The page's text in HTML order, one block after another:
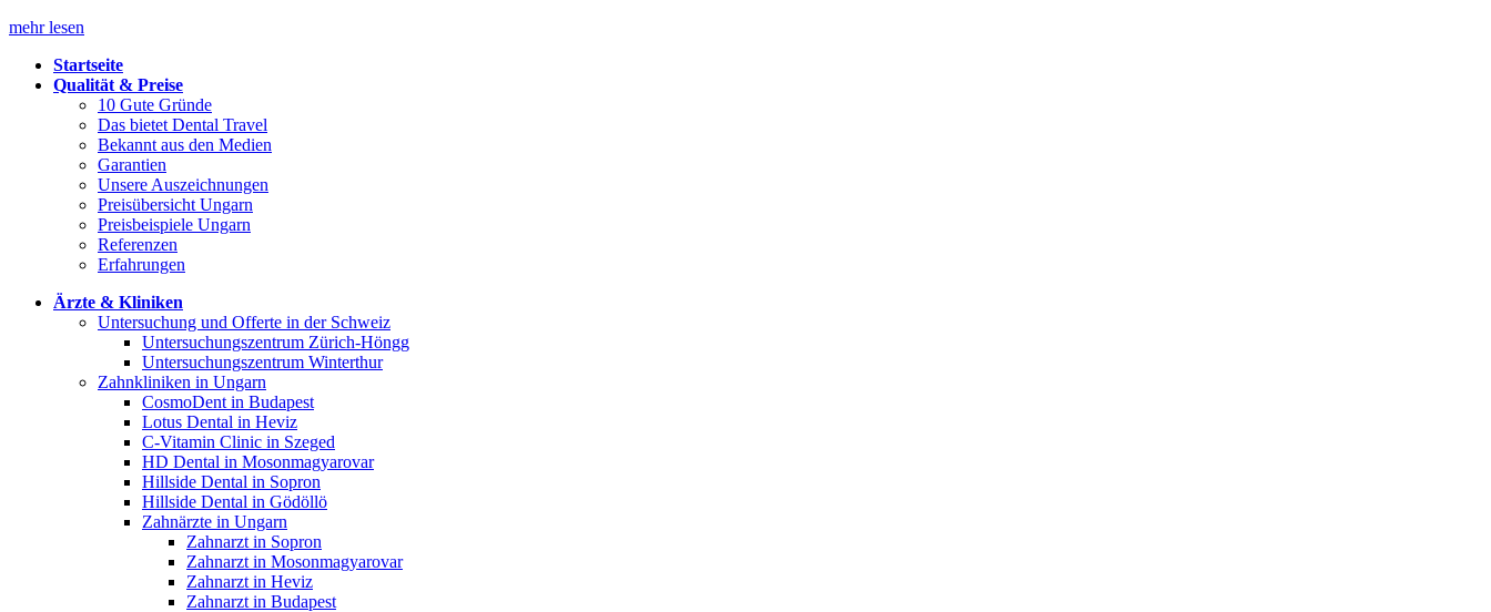
mehr lesen
Startseite
Qualität & Preise
10 Gute Gründe
Das bietet Dental Travel
Bekannt aus den Medien
Garantien
Unsere Auszeichnungen
Preisübersicht Ungarn
Preisbeispiele Ungarn
Referenzen
Erfahrungen
Ärzte & Kliniken
Untersuchung und Offerte in der Schweiz
Untersuchungszentrum Zürich-Höngg
Untersuchungszentrum Winterthur
Zahnkliniken in Ungarn
CosmoDent in Budapest
Lotus Dental in Heviz
C-Vitamin Clinic in Szeged
HD Dental in Mosonmagyarovar
Hillside Dental in Sopron
Hillside Dental in Gödöllö
Zahnärzte in Ungarn
Zahnarzt in Sopron
Zahnarzt in Mosonmagyarovar
Zahnarzt in Heviz
Zahnarzt in Budapest